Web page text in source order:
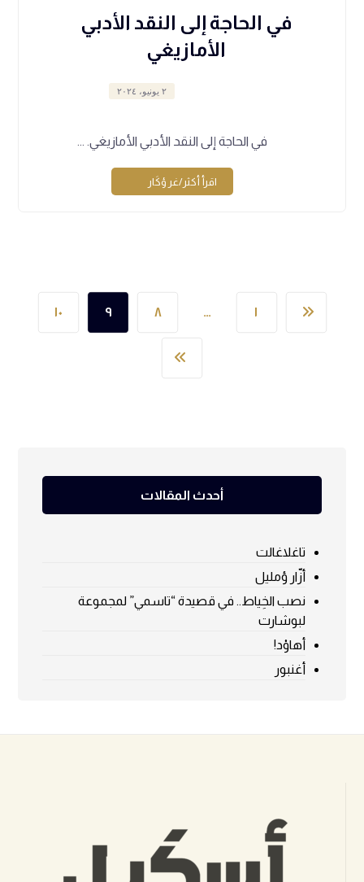
في الحاجة إلى النقد الأدبي
الأمازيغي
٢ يونيو، ٢٠٢٤
في الحاجة إلى النقد الأدبي الأمازيغي. ...
اقرأ أكثر/غر ؤكَار
١ … ٨ ٩ ١٠
أحدث المقالات
تاغلاغالت
أزّار ؤمليل
نصب الخِياط.. في قصيدة “تاسمي” لمجموعة
لبوشارت
أهاوْد!
أغنبور